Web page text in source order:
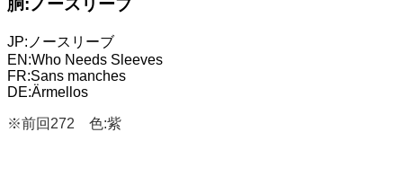
胴:ノースリーブ
JP:ノースリーブ
EN:Who Needs Sleeves
FR:Sans manches
DE:Ärmellos
※前回272 色:紫